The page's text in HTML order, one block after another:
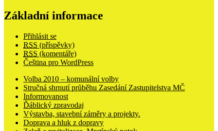
Základní informace
Přihlásit se
RSS (příspěvky)
RSS (komentáře)
Čeština pro WordPress
Volba 2010 – komunální volby
Stručná shrnutí průběhu Zasedání Zastupitelstva MČ
Informovanost
Ďáblický zpravodaj
Výstavba, stavební záměry a projekty.
Doprava a hluk z dopravy